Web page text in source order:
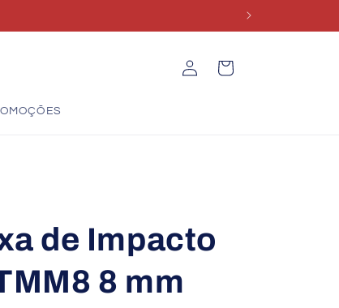
sessão
Carrinho
de Impacto
8 mm